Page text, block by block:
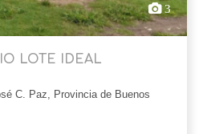
3
LOTE IDEAL
C. Paz, Provincia de Buenos